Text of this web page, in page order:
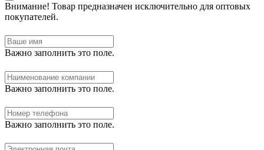
Внимание! Товар предназначен исключительно для оптовых
покупателей.
Важно заполнить это поле.
Важно заполнить это поле.
Важно заполнить это поле.